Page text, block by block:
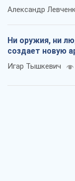
Александр
Ни оружия, ни
создает новую
Игар Тышкевич